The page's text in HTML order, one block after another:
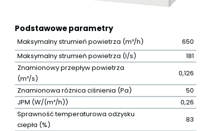
Podstawowe parametry
Maksymalny strumień powietrza (m³/h)
650
Maksymalny strumień powietrza (l/s)
181
Znamionowy przepływ powietrza
(m³/s)
0,126
Znamionowa różnica ciśnienia (Pa)
50
JPM (W/(m³/h))
0,26
Sprawność temperaturowa odzysku
ciepła (%)
83